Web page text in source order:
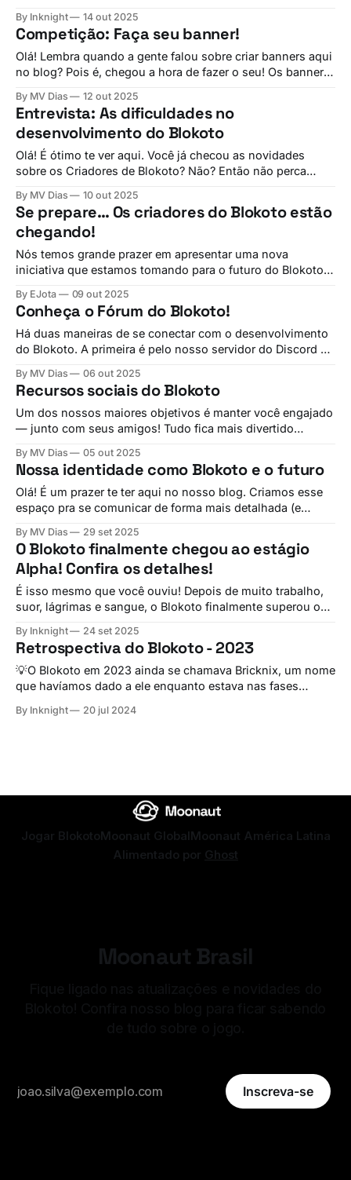
atualização dá aos criadores o poder de transformar
totalmente a atmosfera dos seus mundos.
By Inknight 14 out 2025
Competição: Faça seu banner!
Olá! Lembra quando a gente falou sobre criar banners aqui
no blog? Pois é, chegou a hora de fazer o seu! Os banners
com Blokoins. E o melhor: são feitos inteirinhos pelos
jogadores! Nesse evento, você pode enviar seus banners
By MV Dias 12 out 2025
Entrevista: As dificuldades no
desenvolvimento do Blokoto
Olá! É ótimo te ver aqui. Você já checou as novidades
sobre os Criadores de Blokoto? Não? Então não perca
não foge à regra. Se pudéssemos, conjuraríamos novas
funções perfeitinhas com magia e varinha de condão... e
tentamos! Infelizmente, o
By MV Dias 10 out 2025
Se prepare… Os criadores do Blokoto estão
chegando!
Nós temos grande prazer em apresentar uma nova
iniciativa que estamos tomando para o futuro do Blokoto:
By EJota 09 out 2025
Conheça o Fórum do Blokoto!
Há duas maneiras de se conectar com o desenvolvimento
do Blokoto. A primeira é pelo nosso servidor do Discord —
atualizações, ficar por dentro de todas as novidades,
compartilhar suas criações e interagir com outros
jogadores da comunidade! Entre no servidor do Blokoto!
By MV Dias 06 out 2025
Recursos sociais do Blokoto
Um dos nossos maiores objetivos é manter você engajado
— junto com seus amigos! Tudo fica mais divertido
pouquinho! Por isso, estamos dando ainda mais atenção
às ferramentas sociais, tornando mais fácil do que nunca
se conectar, colaborar e compartilhar experiências.
Queremos
By MV Dias 05 out 2025
Nossa identidade como Blokoto e o futuro
Olá! É um prazer te ter aqui no nosso blog. Criamos esse
espaço pra se comunicar de forma mais detalhada (e
nosso principal ponto de encontro para novidades e
atualizações, acompanhando de perto as mudanças que
vêm pela frente. Olhe quão
By MV Dias 29 set 2025
O Blokoto finalmente chegou ao estágio
Alpha! Confira os detalhes!
É isso mesmo que você ouviu! Depois de muito trabalho,
suor, lágrimas e sangue, o Blokoto finalmente superou o
desenvolvimento, o Alpha 1.0.0! Foram longos 4 anos de
desenvolvimento até nós chegarmos em uma fase que
finalmente
By Inknight 24 set 2025
Retrospectiva do Blokoto - 2023
💡O Blokoto em 2023 ainda se chamava Bricknix, um nome
que havíamos dado a ele enquanto estava nas fases
época mais festiva do ano, e para encerrar mais esse ciclo
By Inknight 20 jul 2024
Jogar BlokotoMoonaut GlobalMoonaut América Latina
Alimentado por Ghost
Moonaut Brasil
Inscreva-se